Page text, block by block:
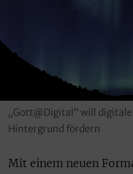
„Gott@Digital“ will
Hintergrund fördern
Mit einem neuen